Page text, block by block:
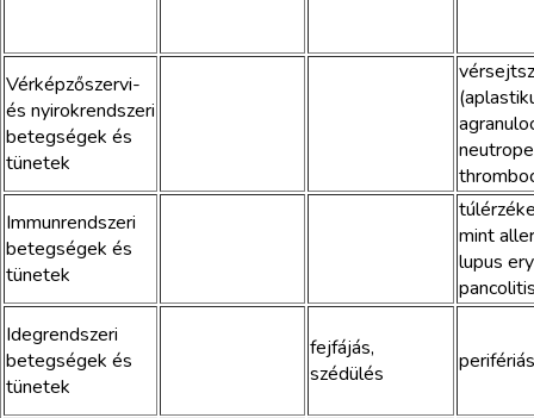
Vérképzőszervi-
és nyirokrendszeri
betegségek és
tünetek
Immunrendszeri
betegségek és
tünetek
mint
lupus
Idegrendszeri
betegségek és
tünetek
fejfájás,
szédülés